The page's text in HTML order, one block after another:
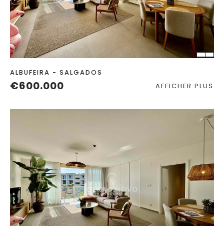
CHAMBRES
SALLES DE
BAIN
ANNÉE
CONSTRUITE
2
ALBUFEIRA - SALGADOS
€600.000 AFFICHER PLUS
CHAMBRES
SALLES DE
ANNÉE